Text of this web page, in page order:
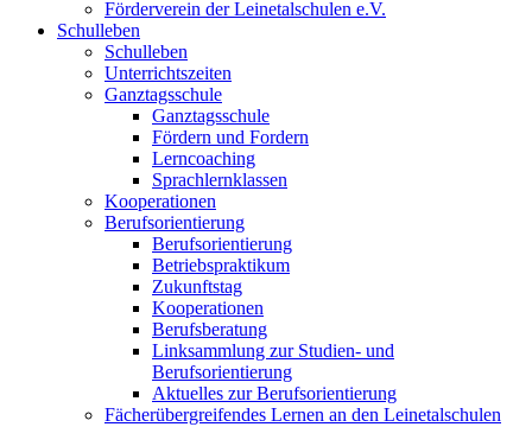
Förderverein der Leinetalschulen e.V.
Schulleben
Schulleben
Unterrichtszeiten
Ganztagsschule
Ganztagsschule
Fördern und Fordern
Lerncoaching
Sprachlernklassen
Kooperationen
Berufsorientierung
Berufsorientierung
Betriebspraktikum
Zukunftstag
Kooperationen
Berufsberatung
Linksammlung zur Studien- und
Berufsorientierung
Aktuelles zur Berufsorientierung
Fächerübergreifendes Lernen an den Leinetalschulen